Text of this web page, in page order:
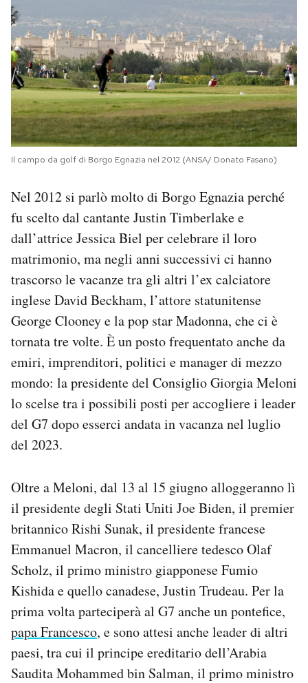
Il campo da golf di Borgo Egnazia nel 2012 (ANSA/ Donato Fasano)
Nel 2012 si parlò molto di Borgo Egnazia perché
fu scelto dal cantante Justin Timberlake e
dall’attrice Jessica Biel per celebrare il loro
matrimonio, ma negli anni successivi ci hanno
trascorso le vacanze tra gli altri l’ex calciatore
inglese David Beckham, l’attore statunitense
George Clooney e la pop star Madonna, che ci è
tornata tre volte. È un posto frequentato anche da
emiri, imprenditori, politici e manager di mezzo
mondo: la presidente del Consiglio Giorgia Meloni
lo scelse tra i possibili posti per accogliere i leader
del G7 dopo esserci andata in vacanza nel luglio
del 2023.
Oltre a Meloni, dal 13 al 15 giugno alloggeranno lì
il presidente degli Stati Uniti Joe Biden, il premier
britannico Rishi Sunak, il presidente francese
Emmanuel Macron, il cancelliere tedesco Olaf
Scholz, il primo ministro giapponese Fumio
Kishida e quello canadese, Justin Trudeau. Per la
prima volta parteciperà al G7 anche un pontefice,
papa Francesco, e sono attesi anche leader di altri
paesi, tra cui il principe ereditario dell’Arabia
Saudita Mohammed bin Salman, il primo ministro